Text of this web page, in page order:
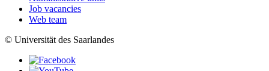
Job vacancies
Web team
© Universität des Saarlandes